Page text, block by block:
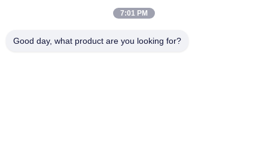
7:01 PM
Good day, what product are you looking for?